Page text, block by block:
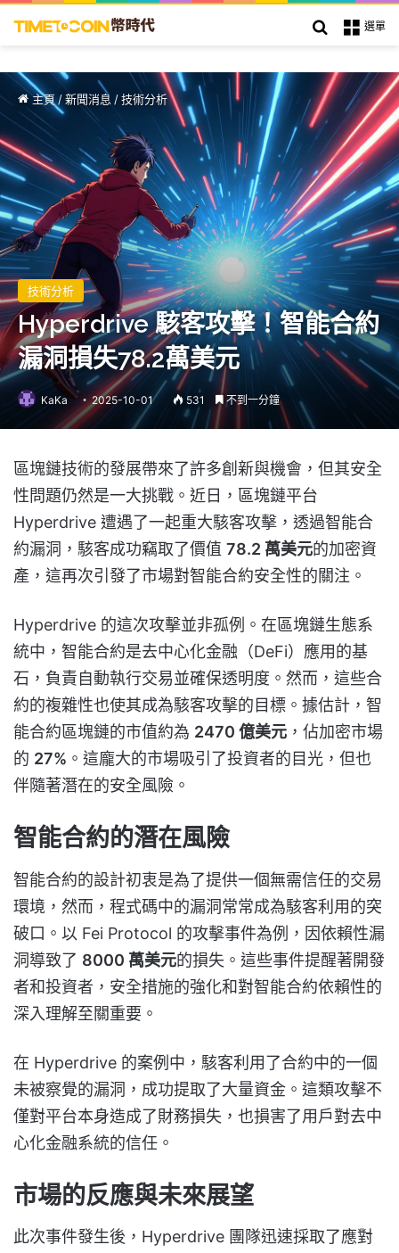
選單
搜索
主頁 /新聞消息 /技術分析
技術分析
Hyperdrive 駭客攻擊！智能合約
漏洞損失78.2萬美元
KaKa 2025-10-01 531 不到一分鐘
區塊鏈技術的發展帶來了許多創新與機會，但其安全
性問題仍然是一大挑戰。近日，區塊鏈平台
Hyperdrive 遭遇了一起重大駭客攻擊，透過智能合
約漏洞，駭客成功竊取了價值 78.2 萬美元的加密資
產，這再次引發了市場對智能合約安全性的關注。
Hyperdrive 的這次攻擊並非孤例。在區塊鏈生態系
統中，智能合約是去中心化金融（DeFi）應用的基
石，負責自動執行交易並確保透明度。然而，這些合
約的複雜性也使其成為駭客攻擊的目標。據估計，智
能合約區塊鏈的市值約為 2470 億美元 ，佔加密市場
的 27% 。這龐大的市場吸引了投資者的目光，但也
伴隨著潛在的安全風險。
智能合約的潛在風險
智能合約的設計初衷是為了提供一個無需信任的交易
環境，然而，程式碼中的漏洞常常成為駭客利用的突
破口。以 Fei Protocol 的攻擊事件為例，因依賴性漏
洞導致了 8000 萬美元的損失。這些事件提醒著開發
者和投資者，安全措施的強化和對智能合約依賴性的
深入理解至關重要。
在 Hyperdrive 的案例中，駭客利用了合約中的一個
未被察覺的漏洞，成功提取了大量資金。這類攻擊不
僅對平台本身造成了財務損失，也損害了用戶對去中
心化金融系統的信任。
市場的反應與未來展望
此次事件發生後，Hyperdrive 團隊迅速採取了應對